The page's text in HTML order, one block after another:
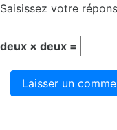
Saisissez votre
deux × deux =